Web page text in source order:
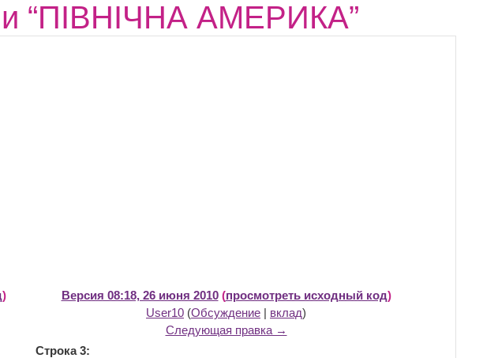
“ПІВНІЧНА АМЕРИКА”
)
Версия 08:18, 26 июня 2010(просмотреть исходный код)
User10 (Обсуждение | вклад)
Следующая правка →
Строка 3: